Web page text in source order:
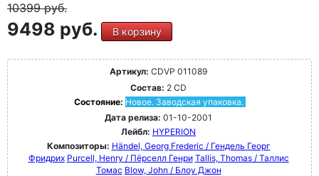
10399руб.
9498 руб. В корзину
Артикул: CDVP 011089
Состав: 2 CD
Состояние: Новое. Заводская упаковка.
Дата релиза: 01-10-2001
Лейбл: HYPERION
Композиторы: Händel, Georg Frederic / Гендель Георг
Фридрих Purcell, Henry / Пёрселл Генри Tallis, Thomas / Таллис
Томас Blow, John / Блоу Джон